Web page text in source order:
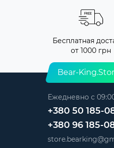
Бесплатная
от 1000 грн
Bear-
Ежедневно с
+380 50 185-
+380 96 185-